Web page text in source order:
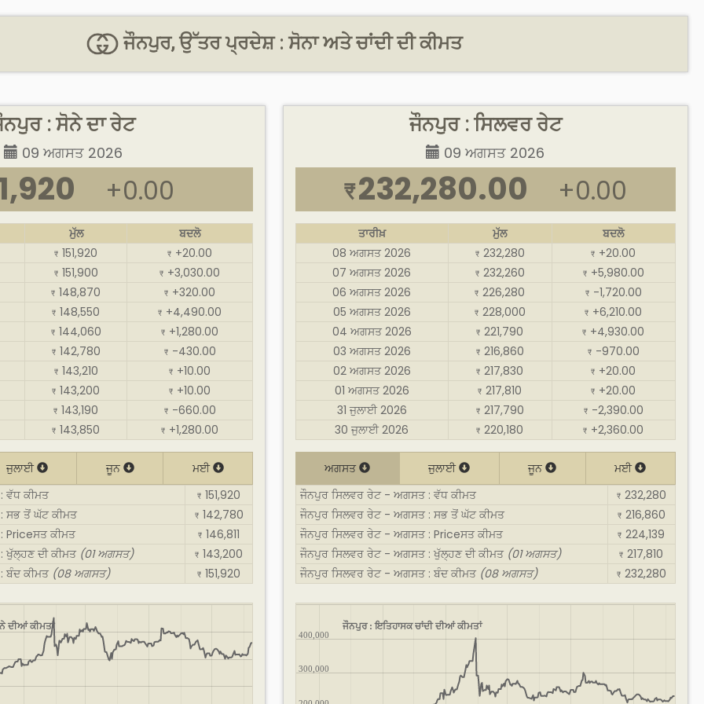
ਜੌਨਪੁਰ, ਉੱਤਰ ਪ੍ਰਦੇਸ਼ : ਸੋਨਾ ਅਤੇ ਚਾਂਦੀ ਦੀ ਕੀਮਤ
: ਸੋਨੇ ਦਾ ਰੇਟ
09 ਅਗਸਤ 2026
+0.00
ਮੁੱਲ ਬਦਲੋ
₹ 151,920 ₹ +20.00
₹ 151,900 ₹ +3,030.00
₹ 148,870 ₹ +320.00
₹ 148,550 ₹ +4,490.00
₹ 144,060 ₹ +1,280.00
₹ 142,780 ₹ -430.00
₹ 143,210 ₹ +10.00
₹ 143,200 ₹ +10.00
₹ 143,190 ₹ -660.00
₹ 143,850 ₹ +1,280.00
ਜੁਲਾਈ ਜੂਨ
ਮਈ
ਵੱਧ ਕੀਮਤ
₹ 151,920
ਸਭ ਤੋਂ ਘੱਟ ਕੀਮਤ
₹ 142,780
ਕੀਮਤ
₹ 146,811
ਦੀ ਕੀਮਤ (01 ਅਗਸਤ) ₹ 143,200
ਬੰਦ ਕੀਮਤ (08 ਅਗਸਤ) ₹ 151,920
ਦੀਆਂ ਕੀਮਤਾਂ
ਜੌਨਪੁਰ : ਸਿਲਵਰ ਰੇਟ
09 ਅਗਸਤ 2026
₹232,280.00 +0.00
ਤਾਰੀਖ਼ ਮੁੱਲ
ਬਦਲੋ
08 ਅਗਸਤ 2026
₹ 232,280 ₹ +20.00
07 ਅਗਸਤ 2026
₹ 232,260 ₹ +5,980.00
06 ਅਗਸਤ 2026
₹ 226,280 ₹ -1,720.00
05 ਅਗਸਤ 2026
₹ 228,000 ₹ +6,210.00
04 ਅਗਸਤ 2026
₹ 221,790 ₹ +4,930.00
03 ਅਗਸਤ 2026
₹ 216,860 ₹ -970.00
02 ਅਗਸਤ 2026
₹ 217,830 ₹ +20.00
01 ਅਗਸਤ 2026
₹ 217,810 ₹ +20.00
31 ਜੁਲਾਈ 2026
₹ 217,790 ₹ -2,390.00
30 ਜੁਲਾਈ 2026
₹ 220,180 ₹ +2,360.00
ਅਗਸਤ ਜੁਲਾਈ ਜੂਨ
ਮਈ
ਜੌਨਪੁਰ ਸਿਲਵਰ ਰੇਟ - ਅਗਸਤ : ਵੱਧ ਕੀਮਤ
₹ 232,280
ਜੌਨਪੁਰ ਸਿਲਵਰ ਰੇਟ - ਅਗਸਤ : ਸਭ ਤੋਂ ਘੱਟ ਕੀਮਤ
₹ 216,860
ਜੌਨਪੁਰ ਸਿਲਵਰ ਰੇਟ - ਅਗਸਤ : Priceਸਤ ਕੀਮਤ
₹ 224,139
ਜੌਨਪੁਰ ਸਿਲਵਰ ਰੇਟ - ਅਗਸਤ : ਖੁੱਲ੍ਹਣ ਦੀ ਕੀਮਤ (01 ਅਗਸਤ) ₹ 217,810
ਜੌਨਪੁਰ ਸਿਲਵਰ ਰੇਟ - ਅਗਸਤ : ਬੰਦ ਕੀਮਤ (08 ਅਗਸਤ) ₹ 232,280
ਜੌਨਪੁਰ : ਇਤਿਹਾਸਕ ਚਾਂਦੀ ਦੀਆਂ ਕੀਮਤਾਂ
300,000
400,000